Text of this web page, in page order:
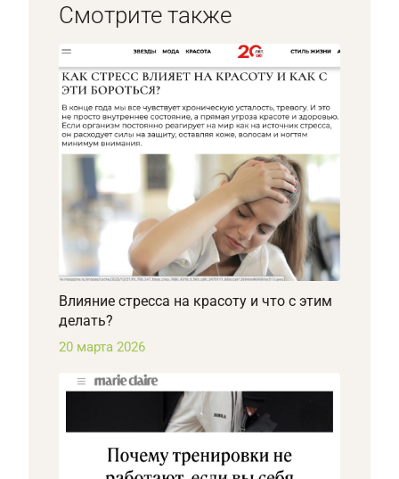
Смотрите также
Влияние стресса на красоту и что с этим
делать?
20 марта 2026